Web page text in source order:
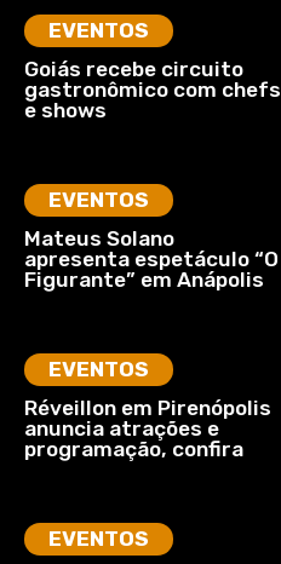
EVENTOS
Goiás recebe circuito
gastronômico com chefs
e shows
EVENTOS
Mateus Solano
apresenta espetáculo “O
Figurante” em Anápolis
EVENTOS
Réveillon em Pirenópolis
anuncia atrações e
programação, confira
EVENTOS